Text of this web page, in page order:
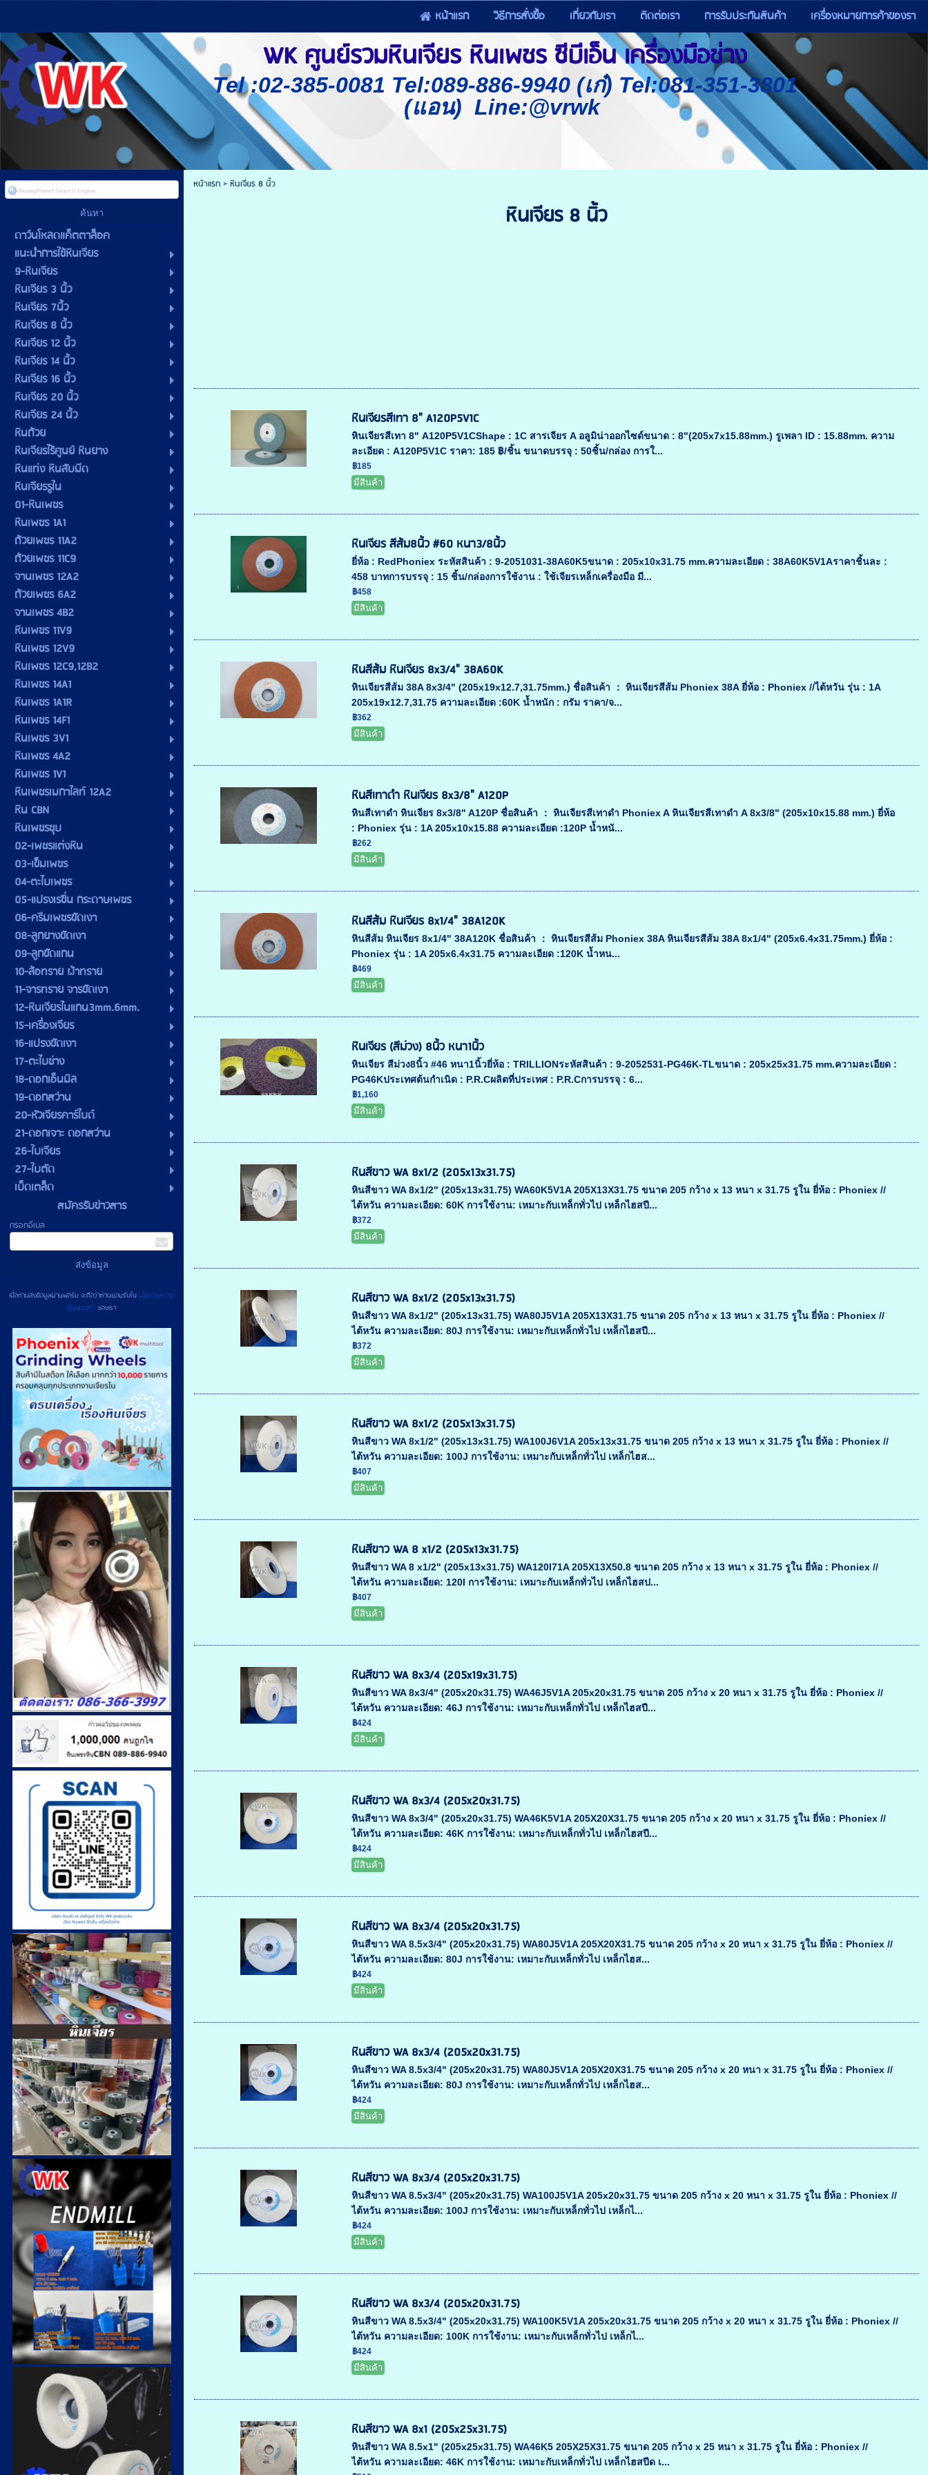
หน้าแรก วิธีการสั่งซื้อ เกี่ยวกับเรา ติดต่อเรา การรับประกันสินค้า เครื่องหมายการค้าของรา
WK ศูนย์รวมหินเจียร หินเพชร ซีบีเอ็น เครื่องมือช่าง
Tel :02-385-0081 Tel:089-886-9940 (เก๋) Tel:081-351-3801
(แอน) Line:@vrwk
ดาว์นโหลดแค็ตตาล็อค
แนะนำการใช้หินเจียร
9-หินเจียร
หินเจียร 3 นิ้ว
หินเจียร 7นิ้ว
หินเจียร 8 นิ้ว
หินเจียร 12 นิ้ว
หินเจียร 14 นิ้ว
หินเจียร 16 นิ้ว
หินเจียร 20 นิ้ว
หินเจียร 24 นิ้ว
หินถ้วย
หินเจียรไร้ศูนย์ หินยาง
หินแท่ง หินลับมีด
หินเจียรรูใน
01-หินเพชร
หินเพชร 1A1
ถ้วยเพชร 11A2
ถ้วยเพชร 11C9
จานเพชร 12A2
ถ้วยเพชร 6A2
จานเพชร 4B2
หินเพชร 11V9
หินเพชร 12V9
หินเพชร 12C9,12B2
หินเพชร 14A1
หินเพชร 1A1R
หินเพชร 14F1
หินเพชร 3V1
หินเพชร 4A2
หินเพชร 1V1
หินเพชรเมกาไลท์ 12A2
หิน CBN
หินเพชรชุบ
02-เพชรแต่งหิน
03-เข็มเพชร
04-ตะไบเพชร
05-แปรงเรซิ่น กระดาษเพชร
06-ครีมเพชรขัดเงา
08-ลูกยางขัดเงา
09-ลูกขัดแกน
10-ล้อทราย ผ้าทราย
11-จารทราย จารขัดเงา
12-หินเจียรไนแกน3mm.6mm.
15-เครื่องเจียร
16-แปรงขัดเงา
17-ตะไบช่าง
18-ดอกเอ็นมิล
19-ดอกสว่าน
20-หัวเจียรคาร์ไบด์
21-ดอกเจาะ ดอกสว่าน
26-ใบเจียร
27-ใบตัด
เบ็ดเตล็ด
สมัครรับข่าวสาร
กรอกอีเมล
เมื่อท่านส่งข้อมูลผ่านฟอร์ม จะถือว่าท่านยอมรับในนโยบายความ
เป็นส่วนตัวของเรา
หน้าแรก> หินเจียร 8 นิ้ว
หินเจียร 8 นิ้ว
หินเจียรสีเทา 8" A120P5V1C
หินเจียรสีเทา 8" A120P5V1CShape : 1C สารเจียร A อลูมิน่าออกไซด์ขนาด : 8"(205x7x15.88mm.) รูเพลา ID : 15.88mm. ความ
ละเอียด : A120P5V1C ราคา: 185 ฿/ชิ้น ขนาดบรรจุ : 50ชิ้น/กล่อง การใ...
฿185
มีสินค้า
หินเจียร สีส้ม8นิ้ว #60 หนา3/8นิ้ว
ยี่ห้อ : RedPhoniex ระหัสสินค้า : 9-2051031-38A60K5ขนาด : 205x10x31.75 mm.ความละเอียด : 38A60K5V1Aราคาชิ้นละ :
458 บาทการบรรจุ : 15 ชิ้น/กล่องการใช้งาน : ใช้เจียรเหล็กเครื่องมือ มี...
฿458
มีสินค้า
หินสีส้ม หินเจียร 8x3/4" 38A60K
หินเจียรสีส้ม 38A 8x3/4" (205x19x12.7,31.75mm.) ชื่อสินค้า ： หินเจียรสีส้ม Phoniex 38A ยี่ห้อ : Phoniex //ไต้หวัน รุ่น : 1A
205x19x12.7,31.75 ความละเอียด :60K น้ำหนัก : กรัม ราคา/จ...
฿362
มีสินค้า
หินสีเทาดำ หินเจียร 8x3/8" A120P
หินสีเทาดำ หินเจียร 8x3/8" A120P ชื่อสินค้า ： หินเจียรสีเทาดำ Phoniex A หินเจียรสีเทาดำ A 8x3/8" (205x10x15.88 mm.) ยี่ห้อ
: Phoniex รุ่น : 1A 205x10x15.88 ความละเอียด :120P น้ำหนั...
฿262
มีสินค้า
หินสีส้ม หินเจียร 8x1/4" 38A120K
หินสีส้ม หินเจียร 8x1/4" 38A120K ชื่อสินค้า ： หินเจียรสีส้ม Phoniex 38A หินเจียรสีส้ม 38A 8x1/4" (205x6.4x31.75mm.) ยี่ห้อ :
Phoniex รุ่น : 1A 205x6.4x31.75 ความละเอียด :120K น้ำหน...
฿469
มีสินค้า
หินเจียร (สีม่วง) 8นิ้ว หนา1นิ้ว
หินเจียร สีม่วง8นิ้ว #46 หนา1นิ้วยี่ห้อ : TRILLIONระหัสสินค้า : 9-2052531-PG46K-TLขนาด : 205x25x31.75 mm.ความละเอียด :
PG46Kประเทศต้นกำเนิด : P.R.Cผลิตที่ประเทศ : P.R.Cการบรรจุ : 6...
฿1,160
มีสินค้า
หินสีขาว WA 8x1/2 (205x13x31.75)
หินสีขาว WA 8x1/2" (205x13x31.75) WA60K5V1A 205X13X31.75 ขนาด 205 กว้าง x 13 หนา x 31.75 รูใน ยี่ห้อ : Phoniex //
ไต้หวัน ความละเอียด: 60K การใช้งาน: เหมาะกับเหล็กทั่วไป เหล็กไฮสปี...
฿372
มีสินค้า
หินสีขาว WA 8x1/2 (205x13x31.75)
หินสีขาว WA 8x1/2" (205x13x31.75) WA80J5V1A 205X13X31.75 ขนาด 205 กว้าง x 13 หนา x 31.75 รูใน ยี่ห้อ : Phoniex //
ไต้หวัน ความละเอียด: 80J การใช้งาน: เหมาะกับเหล็กทั่วไป เหล็กไฮสปี...
฿372
มีสินค้า
หินสีขาว WA 8x1/2 (205x13x31.75)
หินสีขาว WA 8x1/2" (205x13x31.75) WA100J6V1A 205x13x31.75 ขนาด 205 กว้าง x 13 หนา x 31.75 รูใน ยี่ห้อ : Phoniex //
ไต้หวัน ความละเอียด: 100J การใช้งาน: เหมาะกับเหล็กทั่วไป เหล็กไฮส...
฿407
มีสินค้า
หินสีขาว WA 8 x1/2 (205x13x31.75)
หินสีขาว WA 8 x1/2" (205x13x31.75) WA120I71A 205X13X50.8 ขนาด 205 กว้าง x 13 หนา x 31.75 รูใน ยี่ห้อ : Phoniex //
ไต้หวัน ความละเอียด: 120I การใช้งาน: เหมาะกับเหล็กทั่วไป เหล็กไฮสป...
฿407
มีสินค้า
หินสีขาว WA 8x3/4 (205x19x31.75)
หินสีขาว WA 8x3/4" (205x20x31.75) WA46J5V1A 205x20x31.75 ขนาด 205 กว้าง x 20 หนา x 31.75 รูใน ยี่ห้อ : Phoniex //
ไต้หวัน ความละเอียด: 46J การใช้งาน: เหมาะกับเหล็กทั่วไป เหล็กไฮสปี...
฿424
มีสินค้า
หินสีขาว WA 8x3/4 (205x20x31.75)
หินสีขาว WA 8x3/4" (205x20x31.75) WA46K5V1A 205X20X31.75 ขนาด 205 กว้าง x 20 หนา x 31.75 รูใน ยี่ห้อ : Phoniex //
ไต้หวัน ความละเอียด: 46K การใช้งาน: เหมาะกับเหล็กทั่วไป เหล็กไฮสปี...
฿424
มีสินค้า
หินสีขาว WA 8x3/4 (205x20x31.75)
หินสีขาว WA 8.5x3/4" (205x20x31.75) WA80J5V1A 205X20X31.75 ขนาด 205 กว้าง x 20 หนา x 31.75 รูใน ยี่ห้อ : Phoniex //
ไต้หวัน ความละเอียด: 80J การใช้งาน: เหมาะกับเหล็กทั่วไป เหล็กไฮส...
฿424
มีสินค้า
หินสีขาว WA 8x3/4 (205x20x31.75)
หินสีขาว WA 8.5x3/4" (205x20x31.75) WA80J5V1A 205X20X31.75 ขนาด 205 กว้าง x 20 หนา x 31.75 รูใน ยี่ห้อ : Phoniex //
ไต้หวัน ความละเอียด: 80J การใช้งาน: เหมาะกับเหล็กทั่วไป เหล็กไฮส...
฿424
มีสินค้า
หินสีขาว WA 8x3/4 (205x20x31.75)
หินสีขาว WA 8.5x3/4" (205x20x31.75) WA100J5V1A 205x20x31.75 ขนาด 205 กว้าง x 20 หนา x 31.75 รูใน ยี่ห้อ : Phoniex //
ไต้หวัน ความละเอียด: 100J การใช้งาน: เหมาะกับเหล็กทั่วไป เหล็กไ...
฿424
มีสินค้า
หินสีขาว WA 8x3/4 (205x20x31.75)
หินสีขาว WA 8.5x3/4" (205x20x31.75) WA100K5V1A 205x20x31.75 ขนาด 205 กว้าง x 20 หนา x 31.75 รูใน ยี่ห้อ : Phoniex //
ไต้หวัน ความละเอียด: 100K การใช้งาน: เหมาะกับเหล็กทั่วไป เหล็กไ...
฿424
มีสินค้า
หินสีขาว WA 8x1 (205x25x31.75)
หินสีขาว WA 8.5x1" (205x25x31.75) WA46K5 205X25X31.75 ขนาด 205 กว้าง x 25 หนา x 31.75 รูใน ยี่ห้อ : Phoniex //
ไต้หวัน ความละเอียด: 46K การใช้งาน: เหมาะกับเหล็กทั่วไป เหล็กไฮสปีด เ...